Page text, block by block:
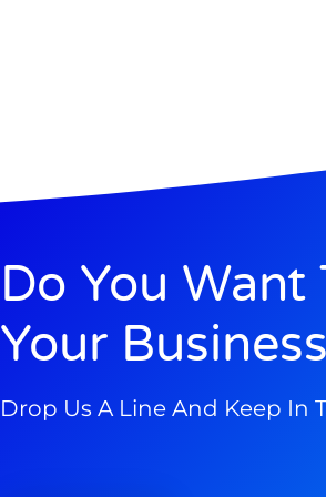
Do You Want
Your
Drop Us A Line And Keep In